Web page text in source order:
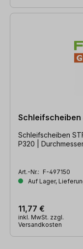
Schleifscheiben
Schleifscheiben
P320 |
Art.-Nr.: F-497150
Auf Lager,
11,77 €
inkl. MwSt. zzgl.
Versandkosten